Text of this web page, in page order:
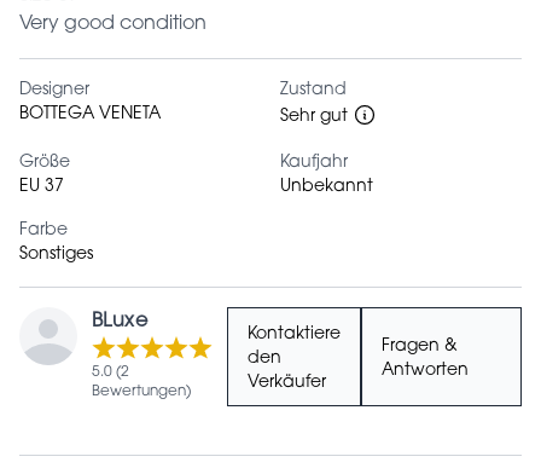
Very good condition
Designer
BOTTEGA VENETA
Zustand
Sehr gut
Größe
EU 37
Kaufjahr
Unbekannt
Farbe
Sonstiges
BLuxe
5.0 (2
Bewertungen)
Kontaktiere
den
Verkäufer
Fragen &
Antworten